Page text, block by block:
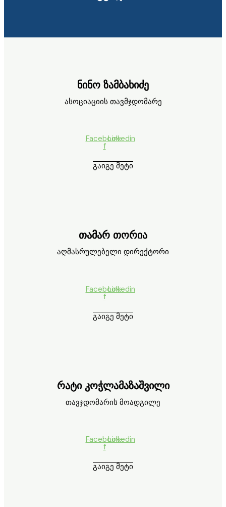
ნინო ზამბახიძე
ასოციაციის თავმჯდომარე
Facebook-
f
Linkedin
გაიგე მეტი
თამარ თორია
აღმასრულებელი დირექტორი
Facebook-
f
Linkedin
გაიგე მეტი
რატი კოჭლამაზაშვილი
თავჯდომარის მოადგილე
Facebook-
f
Linkedin
გაიგე მეტი